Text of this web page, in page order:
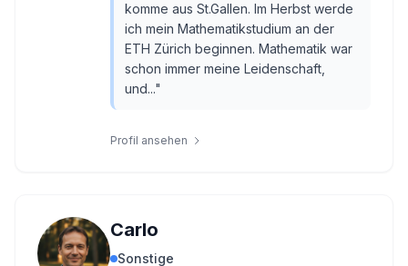
komme aus St.Gallen. Im Herbst werde
ich mein Mathematikstudium an der
ETH Zürich beginnen. Mathematik war
schon immer meine Leidenschaft,
und..."
Profil ansehen
Carlo
Sonstige